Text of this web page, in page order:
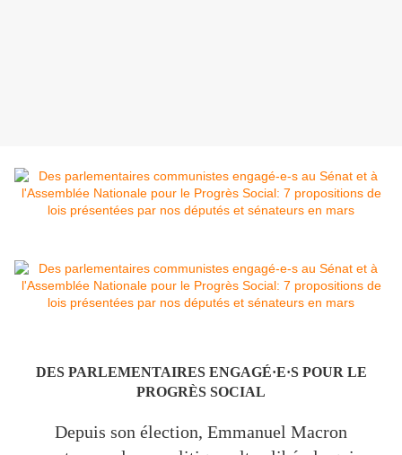
DES PARLEMENTAIRES ENGAGÉ·E·S POUR LE
PROGRÈS SOCIAL
Depuis son élection, Emmanuel Macron